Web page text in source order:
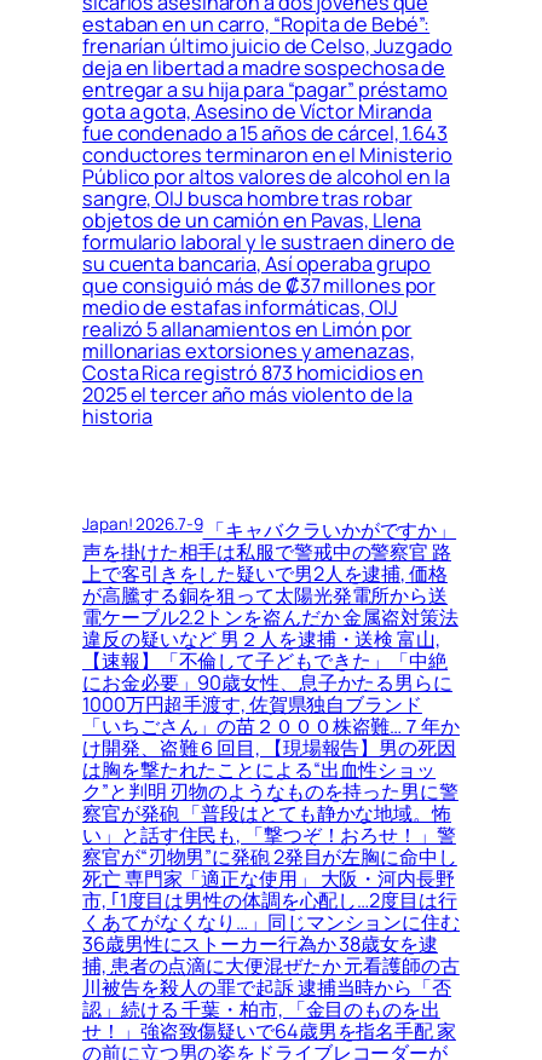
estaban en un carro, “Ropita de Bebé”:
frenarían último juicio de Celso, Juzgado
deja en libertad a madre sospechosa de
entregar a su hija para “pagar” préstamo
gota a gota, Asesino de Víctor Miranda
fue condenado a 15 años de cárcel, 1.643
conductores terminaron en el Ministerio
Público por altos valores de alcohol en la
sangre, OIJ busca hombre tras robar
objetos de un camión en Pavas, Llena
formulario laboral y le sustraen dinero de
su cuenta bancaria, Así operaba grupo
que consiguió más de ₡37 millones por
medio de estafas informáticas, OIJ
realizó 5 allanamientos en Limón por
millonarias extorsiones y amenazas,
Costa Rica registró 873 homicidios en
2025 el tercer año más violento de la
historia
Japan! 2026.7-9「キャバクラいかがですか」
声を掛けた相手は私服で警戒中の警察官 路
上で客引きをした疑いで男2人を逮捕, 価格
が高騰する銅を狙って太陽光発電所から送
電ケーブル2.2トンを盗んだか 金属盗対策法
違反の疑いなど 男２人を逮捕・送検 富山,
【速報】「不倫して子どもできた」「中絶
にお金必要」90歳女性、息子かたる男らに
1000万円超手渡す, 佐賀県独自ブランド
「いちごさん」の苗２０００株盗難…７年か
け開発、盗難６回目, 【現場報告】男の死因
は胸を撃たれたことによる“出血性ショッ
ク”と判明 刃物のようなものを持った男に警
察官が発砲 「普段はとても静かな地域。怖
い」と話す住民も, 「撃つぞ！おろせ！」警
察官が“刃物男”に発砲 2発目が左胸に命中し
死亡 専門家「適正な使用」 大阪・河内長野
市, ｢1度目は男性の体調を心配し…2度目は行
くあてがなくなり…」同じマンションに住む
36歳男性にストーカー行為か 38歳女を逮
捕, 患者の点滴に大便混ぜたか 元看護師の古
川被告を殺人の罪で起訴 逮捕当時から「否
認」続ける 千葉・柏市, 「金目のものを出
せ！」強盗致傷疑いで64歳男を指名手配 家
の前に立つ男の姿をドライブレコーダーが